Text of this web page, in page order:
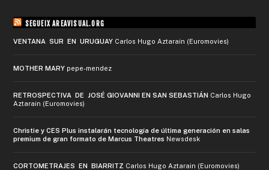
SEGUEIX AREAVISUAL.ORG
VENTANA SUR EN URUGUAY Carlos Hugo Aztarain (Euromovies)
MOTHER MARY pepe-mendez
RETROSPECTIVA DE JOSÉ GIOVANNI EN SAN SEBASTIÁN Carlos Hugo
Aztarain (Euromovies)
Christie y CES Plus instalarán tecnología de última generación en salas
premium de gran formato de Marcus Theatres Newsdesk
CORTOMETRAJES EN BIARRITZ Carlos Hugo Aztarain (Euromovies)